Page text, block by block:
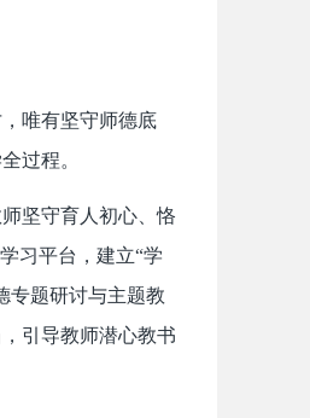
唯有坚守师德底
过程。
坚守育人初心、恪
习平台，建立“学
专题研讨与主题教
引导教师潜心教书